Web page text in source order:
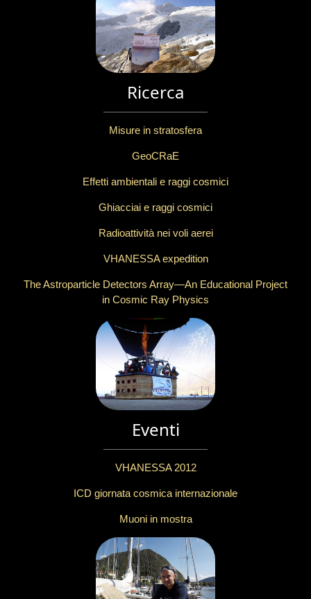
Ricerca
Misure in stratosfera
GeoCRaE
Effetti ambientali e raggi cosmici
Ghiacciai e raggi cosmici
Radioattività nei voli aerei
VHANESSA expedition
The Astroparticle Detectors Array—An Educational Project
in Cosmic Ray Physics
Eventi
VHANESSA 2012
ICD giornata cosmica internazionale
Muoni in mostra